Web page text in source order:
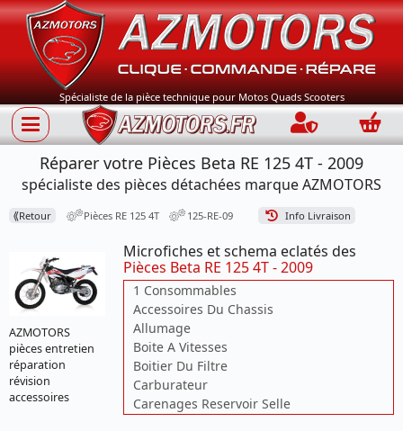
Spécialiste de la pièce technique pour Motos Quads Scooters
Connection
Réparer votre Pièces Beta RE 125 4T - 2009
spécialiste des pièces détachées marque AZMOTORS
⟪Retour Pièces RE 125 4T 125-RE-09 Info Livraison
AZMOTORS
pièces entretien
réparation
révision
accessoires
Microfiches et schema eclatés des
Pièces Beta RE 125 4T - 2009
1 Consommables
Accessoires Du Chassis
Allumage
Boite A Vitesses
Boitier Du Filtre
Carburateur
Carenages Reservoir Selle